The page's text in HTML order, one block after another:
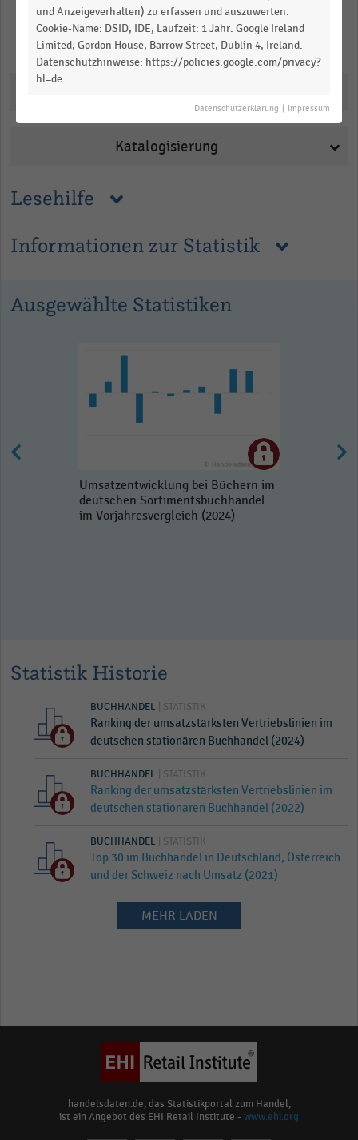
Lesehilfe
Informationen zur Statistik
Merken Teilen
Katalogisierung
Ausgewählte Statistiken
Umsatzentwicklung bei Büchern im
deutschen Sortimentsbuchhandel
im Vorjahresvergleich (2024)
Statistik Historie
BUCHHANDEL | STATISTIK
Ranking der umsatzstärksten Vertriebslinien im
deutschen stationären Buchhandel (2024)
BUCHHANDEL | STATISTIK
Ranking der umsatzstärksten Vertriebslinien im
deutschen stationären Buchhandel (2022)
BUCHHANDEL | STATISTIK
Top 30 im Buchhandel in Deutschland, Österreich
und der Schweiz nach Umsatz (2021)
MEHR LADEN
handelsdaten.de, das Statistikportal zum Handel,
ist ein Angebot des EHI Retail Institute - www.ehi.org
und Anzeigeverhalten) zu erfassen und auszuwerten.
Cookie-Name: DSID, IDE, Laufzeit: 1 Jahr. Google Ireland
Limited, Gordon House, Barrow Street, Dublin 4, Ireland.
Datenschutzhinweise: https://policies.google.com/privacy?
hl=de
Datenschutzerklärung Impressum